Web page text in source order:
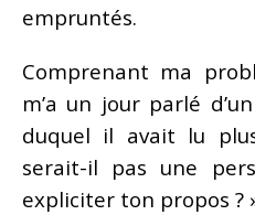
empruntés.
Comprenant ma
m’a un jour parlé
duquel il avait lu
serait-il pas une
expliciter ton propos ?